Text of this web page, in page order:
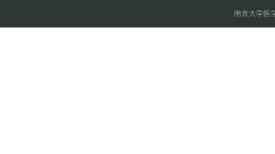
南京大学医